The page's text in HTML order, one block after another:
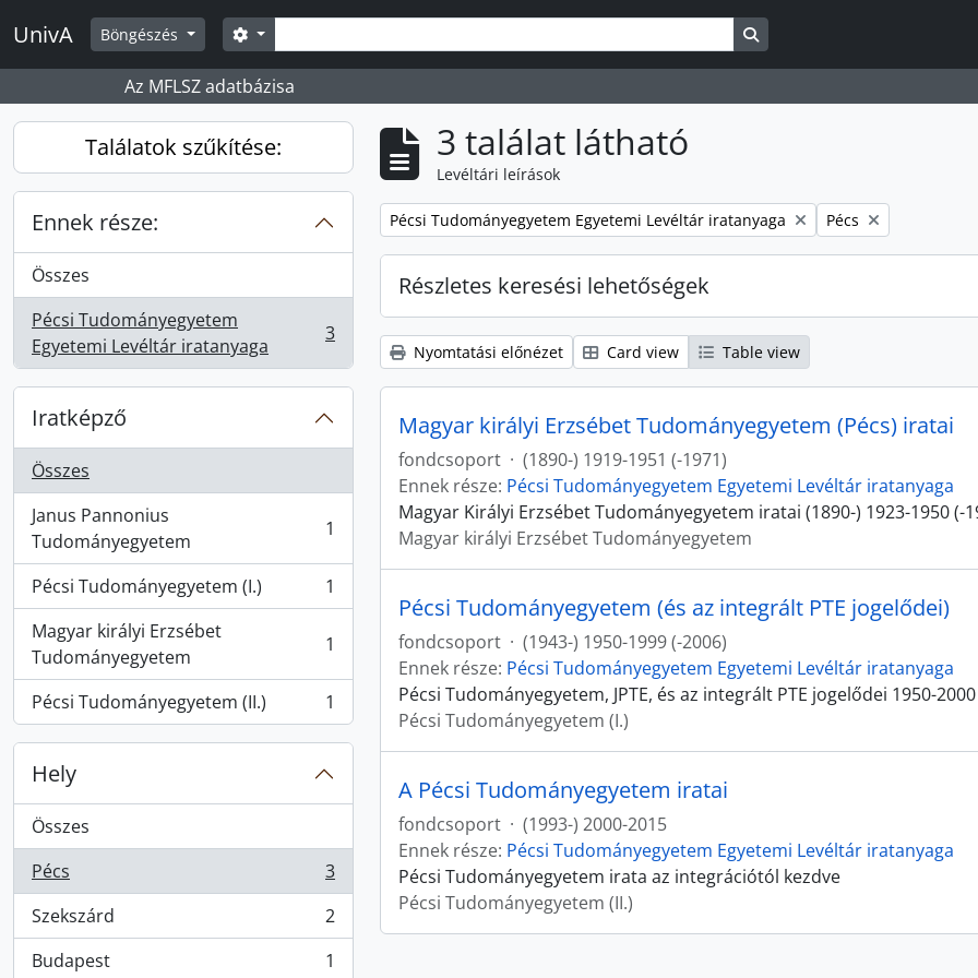
Skip to main content
UnivA Böngészés Keresés
Search options Search in browse page
Az MFLSZ adatbázisa
Találatok szűkítése:
Ennek része:
Összes
Pécsi Tudományegyetem
Egyetemi Levéltár iratanyaga
, 3 eredmények 3
Iratképző
Összes
Janus Pannonius
Tudományegyetem
, 1 eredmények 1
Pécsi Tudományegyetem (I.)
, 1 eredmények
1
Magyar királyi Erzsébet
Tudományegyetem
, 1 eredmények 1
Pécsi Tudományegyetem (II.)
, 1 eredmények 1
Hely
Összes
Pécs
, 3 eredmények
3
Szekszárd
, 2 eredmények
2
Budapest
, 1 eredmények 1
3 találat látható
Levéltári leírások
Remove filter:
Pécsi Tudományegyetem Egyetemi Levéltár iratanyaga Remove filter:
Pécs
Részletes keresési lehetőségek
Nyomtatási előnézet Card view Table view
Magyar királyi Erzsébet Tudományegyetem (Pécs) iratai
fondcsoport · (1890-) 1919-1951 (-1971)
Ennek része: Pécsi Tudományegyetem Egyetemi Levéltár iratanyaga
Magyar Királyi Erzsébet Tudományegyetem iratai (1890-) 1923-1950 (-
Magyar királyi Erzsébet Tudományegyetem
Pécsi Tudományegyetem (és az integrált PTE jogelődei)
fondcsoport · (1943-) 1950-1999 (-2006)
Ennek része: Pécsi Tudományegyetem Egyetemi Levéltár iratanyaga
Pécsi Tudományegyetem, JPTE, és az integrált PTE jogelődei 1950-2000
Pécsi Tudományegyetem (I.)
A Pécsi Tudományegyetem iratai
fondcsoport · (1993-) 2000-2015
Ennek része: Pécsi Tudományegyetem Egyetemi Levéltár iratanyaga
Pécsi Tudományegyetem irata az integrációtól kezdve
Pécsi Tudományegyetem (II.)